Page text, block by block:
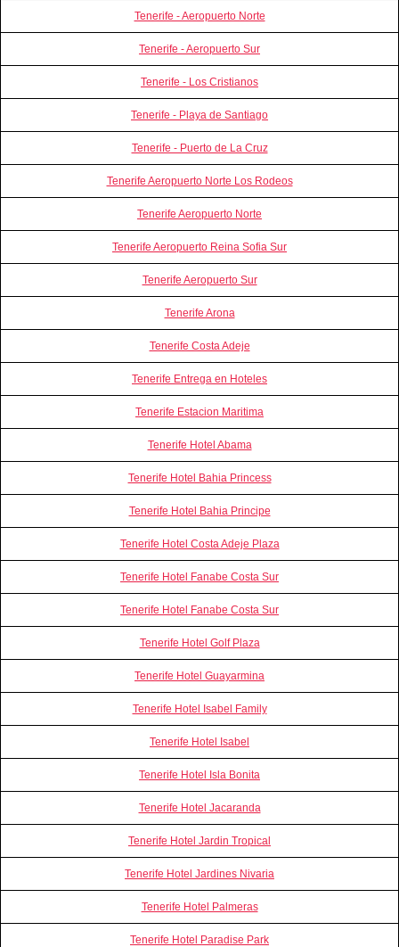
Tenerife - Aeropuerto Norte
Tenerife - Aeropuerto Sur
Tenerife - Los Cristianos
Tenerife - Playa de Santiago
Tenerife - Puerto de La Cruz
Tenerife Aeropuerto Norte Los Rodeos
Tenerife Aeropuerto Norte
Tenerife Aeropuerto Reina Sofia Sur
Tenerife Aeropuerto Sur
Tenerife Arona
Tenerife Costa Adeje
Tenerife Entrega en Hoteles
Tenerife Estacion Maritima
Tenerife Hotel Abama
Tenerife Hotel Bahia Princess
Tenerife Hotel Bahia Principe
Tenerife Hotel Costa Adeje Plaza
Tenerife Hotel Fanabe Costa Sur
Tenerife Hotel Fanabe Costa Sur
Tenerife Hotel Golf Plaza
Tenerife Hotel Guayarmina
Tenerife Hotel Isabel Family
Tenerife Hotel Isabel
Tenerife Hotel Isla Bonita
Tenerife Hotel Jacaranda
Tenerife Hotel Jardin Tropical
Tenerife Hotel Jardines Nivaria
Tenerife Hotel Palmeras
Tenerife Hotel Paradise Park